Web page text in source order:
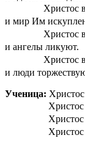
Христос
и мир Им
Христос
и ангелы ликуют.
Христос
и люди
Ученица:
Христос
Христос
Христос